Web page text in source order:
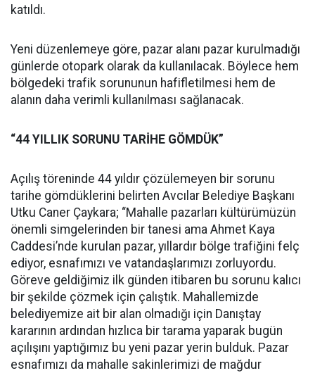
katıldı.
Yeni düzenlemeye göre, pazar alanı pazar kurulmadığı
günlerde otopark olarak da kullanılacak. Böylece hem
bölgedeki trafik sorununun hafifletilmesi hem de
alanın daha verimli kullanılması sağlanacak.
“44 YILLIK SORUNU TARİHE GÖMDÜK”
Açılış töreninde 44 yıldır çözülemeyen bir sorunu
tarihe gömdüklerini belirten Avcılar Belediye Başkanı
Utku Caner Çaykara; “Mahalle pazarları kültürümüzün
önemli simgelerinden bir tanesi ama Ahmet Kaya
Caddesi’nde kurulan pazar, yıllardır bölge trafiğini felç
ediyor, esnafımızı ve vatandaşlarımızı zorluyordu.
Göreve geldiğimiz ilk günden itibaren bu sorunu kalıcı
bir şekilde çözmek için çalıştık. Mahallemizde
belediyemize ait bir alan olmadığı için Danıştay
kararının ardından hızlıca bir tarama yaparak bugün
açılışını yaptığımız bu yeni pazar yerin bulduk. Pazar
esnafımızı da mahalle sakinlerimizi de mağdur